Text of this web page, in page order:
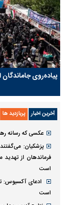
پیاده‌روی جاماندگان
آخرین اخبار پربازدید ها
عکسی که رسانه
پزشکیان:
فرماندهان از
است
ادعای آکسیوس:
است